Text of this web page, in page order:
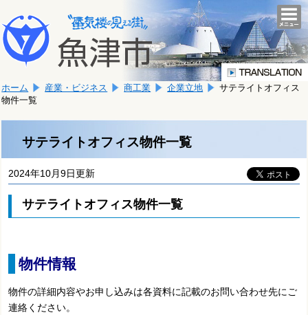
文
へ
移
ま
す。
こ
か
文
で
す。
ホーム 産業・ビジネス 商工業 企業立地
サテライトオフィス
物件一覧
サテライトオフィス物件一覧
2024年10月9日更新
サテライトオフィス物件一覧
物件情報
物件の詳細内容やお申し込みは各資料に記載のお問い合わせ先にご
連絡ください。